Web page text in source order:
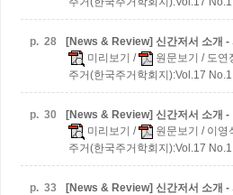
p. 28
[News & Review] 신간저서 소개 -
미리보기 / 원문보기 / 도연
주거(한국주거학회지):Vol.17
p. 30
[News & Review] 신간저서 소개 -
미리보기 / 원문보기 / 이영
주거(한국주거학회지):Vol.17
p. 33
[News & Review] 신간저서 소개 -